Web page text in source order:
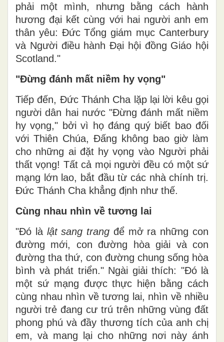
phải một mình, nhưng bằng cách hành
hương đại kết cùng với hai người anh em
thân yêu: Đức Tổng giám mục Canterbury
và Người điều hành Đại hội đồng Giáo hội
Scotland."
"Đừng đánh mất niềm hy vọng"
Tiếp đến, Đức Thánh Cha lặp lại lời kêu gọi
người dân hai nước "Đừng đánh mất niềm
hy vọng," bởi vì họ đáng quý biết bao đối
với Thiên Chúa, Đấng không bao giờ làm
cho những ai đặt hy vọng vào Người phải
thất vọng! Tất cả mọi người đều có một sứ
mạng lớn lao, bắt đầu từ các nhà chính trị.
Đức Thánh Cha khẳng định như thế.
Cùng nhau nhìn về tương lai
"Đó là lật sang trang để mở ra những con
đường mới, con đường hòa giải và con
đường tha thứ, con đường chung sống hòa
bình và phát triển." Ngài giải thích: "Đó là
một sứ mạng được thực hiện bằng cách
cùng nhau nhìn về tương lai, nhìn về nhiều
người trẻ đang cư trú trên những vùng đất
phong phú và đầy thương tích của anh chị
em, và mang lại cho những nơi này ánh